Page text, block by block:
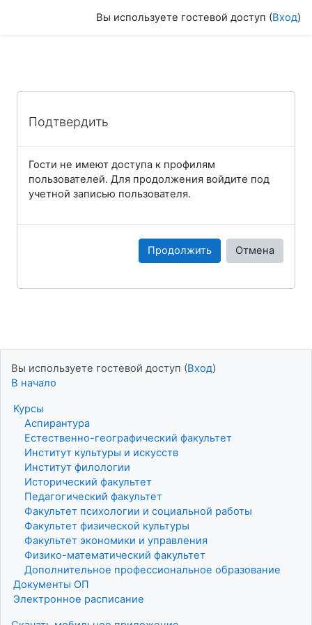
Вы используете гостевой доступ (Вход)
Подтвердить
Гости не имеют доступа к профилям
пользователей. Для продолжения войдите под
учетной записью пользователя.
Продолжить Отмена
Вы используете гостевой доступ (Вход)
В начало
Курсы
Аспирантура
Естественно-географический факультет
Институт культуры и искусств
Институт филологии
Исторический факультет
Педагогический факультет
Факультет психологии и социальной работы
Факультет физической культуры
Факультет экономики и управления
Физико-математический факультет
Дополнительное профессиональное образование
Документы ОП
Электронное расписание